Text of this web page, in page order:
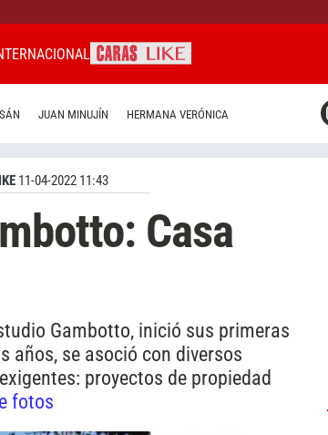
JUAN MINUJÍN HERMANA VERÓNICA
11-04-2022 11:43
Casa
Gambotto, inició sus primeras
años, se asoció con diversos
proyectos de propiedad
fotos